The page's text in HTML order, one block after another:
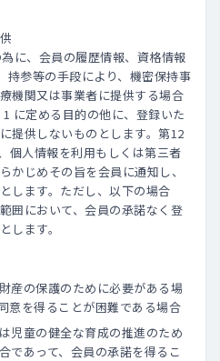
に、会員の履歴情報、資格情報
持参等の手段により、機密保持事
機関又は事業者に提供する場合
に定める目的の他に、登録いた
提供しないものとします。第12
個人情報を利用もしくは第三者
かじめその旨を会員に通知し、
します。ただし、以下の場合
囲において、会員の承諾なく登
します。
産の保護のために必要がある場
意を得ることが困難である場合
児童の健全な育成の推進のため
であって、会員の承諾を得るこ